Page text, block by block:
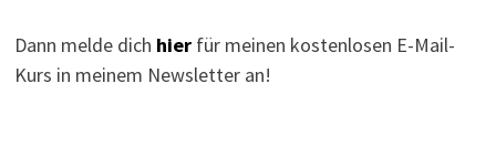
Dann melde dich hierfür meinen kostenlosen E-Mail-
Kurs in meinem Newsletter an!